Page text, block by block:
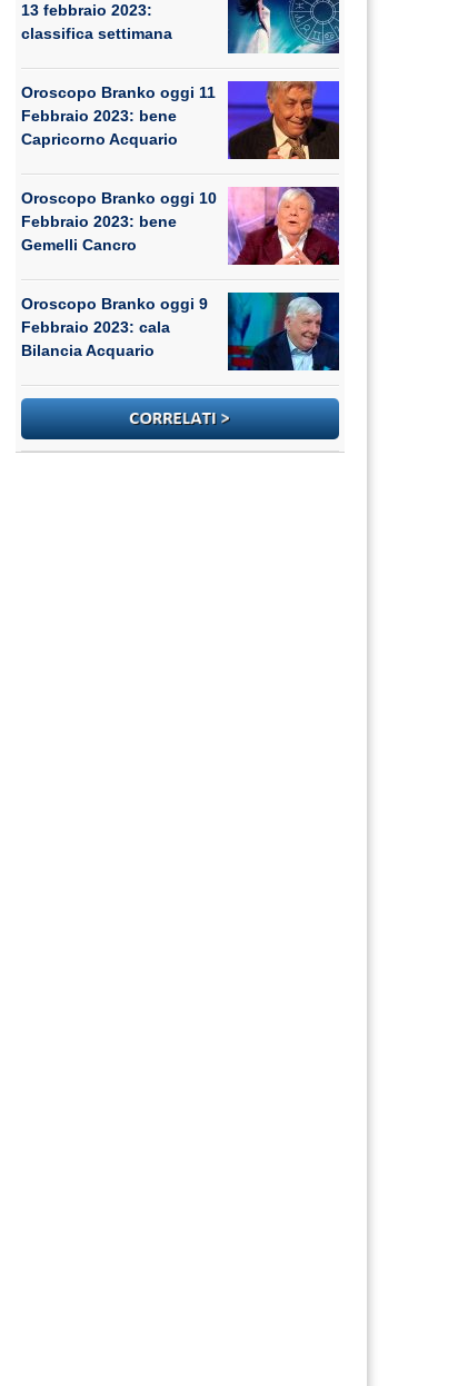
13 febbraio 2023:
classifica settimana
Oroscopo Branko oggi 11
Febbraio 2023: bene
Capricorno Acquario
Oroscopo Branko oggi 10
Febbraio 2023: bene
Gemelli Cancro
Oroscopo Branko oggi 9
Febbraio 2023: cala
Bilancia Acquario